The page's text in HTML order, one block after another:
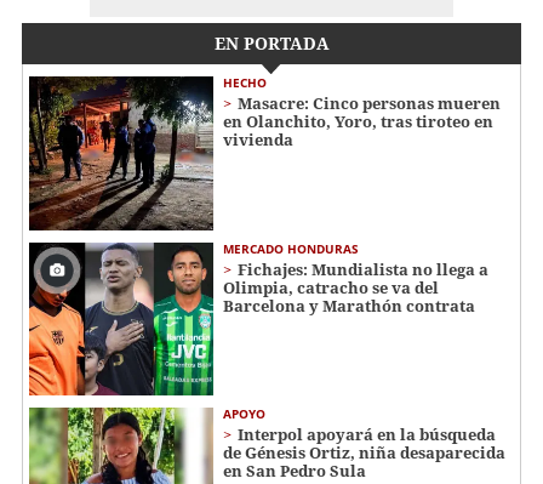
EN PORTADA
HECHO
Masacre: Cinco personas mueren
en Olanchito, Yoro, tras tiroteo en
vivienda
MERCADO HONDURAS
Fichajes: Mundialista no llega a
Olimpia, catracho se va del
Barcelona y Marathón contrata
APOYO
Interpol apoyará en la búsqueda
de Génesis Ortiz, niña desaparecida
en San Pedro Sula